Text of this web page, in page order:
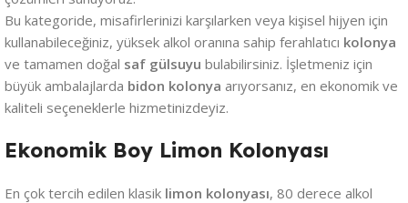
Bu kategoride, misafirlerinizi karşılarken veya kişisel hijyen için
kullanabileceğiniz, yüksek alkol oranına sahip ferahlatıcı kolonya
ve tamamen doğal saf gülsuyu bulabilirsiniz. İşletmeniz için
büyük ambalajlarda bidon kolonya arıyorsanız, en ekonomik ve
kaliteli seçeneklerle hizmetinizdeyiz.
Ekonomik Boy Limon Kolonyası
En çok tercih edilen klasik limon kolonyası, 80 derece alkol